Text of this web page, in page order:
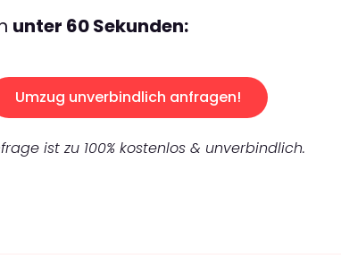
unter 60 Sekunden:
Umzug unverbindlich anfragen!
ist zu 100% kostenlos & unverbindlich.